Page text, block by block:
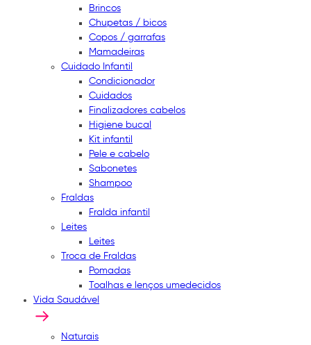
Brincos
Chupetas / bicos
Copos / garrafas
Mamadeiras
Cuidado Infantil
Condicionador
Cuidados
Finalizadores cabelos
Higiene bucal
Kit infantil
Pele e cabelo
Sabonetes
Shampoo
Fraldas
Fralda infantil
Leites
Leites
Troca de Fraldas
Pomadas
Toalhas e lenços umedecidos
Vida Saudável
Naturais